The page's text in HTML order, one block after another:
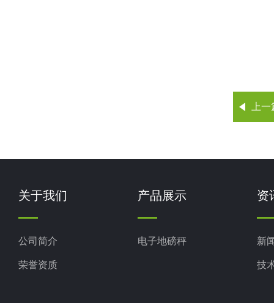
上
关于我们
公司简介
荣誉资质
产品展示
电子地磅秤
资
新
技